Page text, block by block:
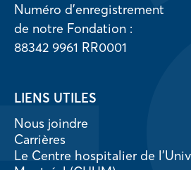
Numéro d’enregistrement
de notre Fondation :
88342 9961 RR0001
LIENS UTILES
Nous joindre
Carrières
Le Centre hospitalier de